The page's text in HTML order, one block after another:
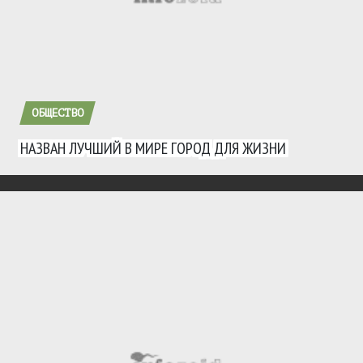
ОБЩЕСТВО
НАЗВАН ЛУЧШИЙ В МИРЕ ГОРОД ДЛЯ ЖИЗНИ